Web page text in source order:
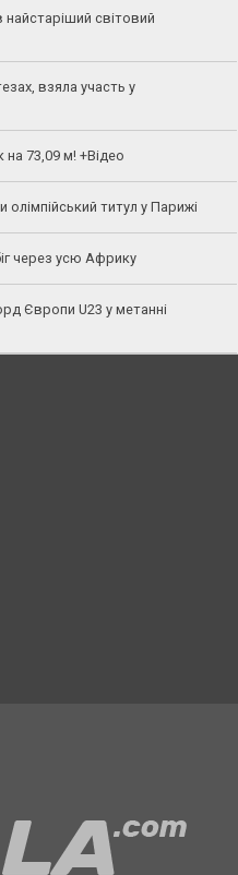
світовий
взяла участь у
73,09 м! +Відео
титул у Парижі
через усю Африку
Європи U23 у метанні